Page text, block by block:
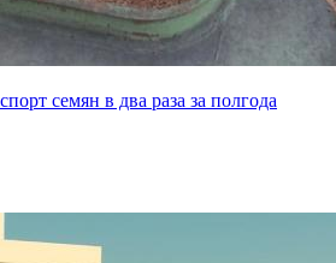
семян в два раза за полгода